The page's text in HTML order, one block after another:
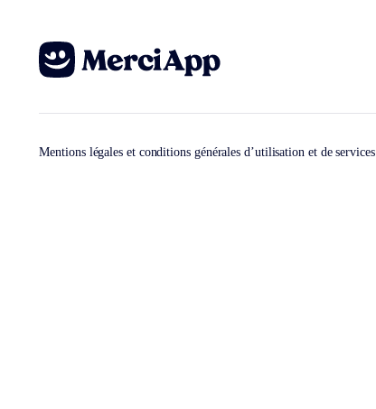
Mentions légales et conditions générales d’utilisation et de services